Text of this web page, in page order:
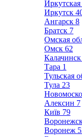
Иркутская
Иркутск
Ангарск 8
Братск 7
Омская
Омск 62
Калачинск
Тара 1
Тульская
Тула 23
Алексин 7
Київ 79
Воронеж